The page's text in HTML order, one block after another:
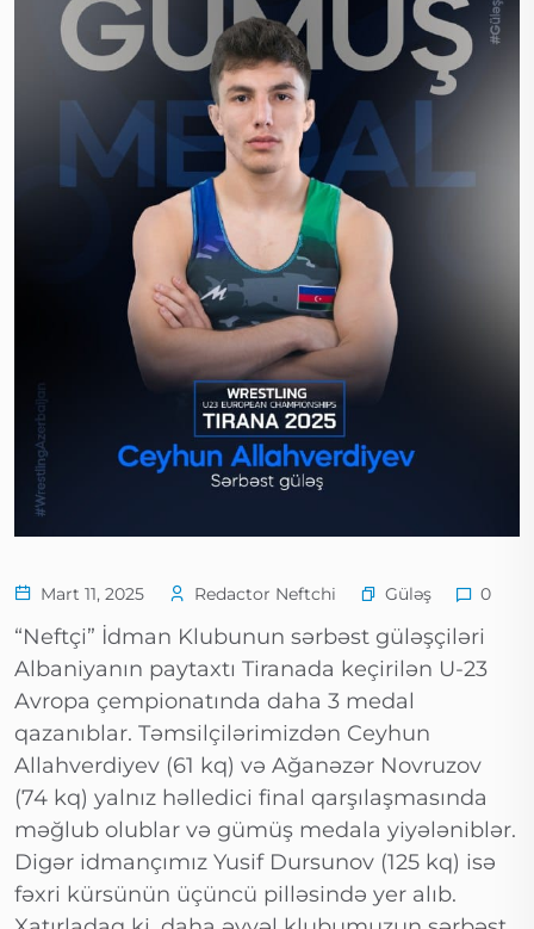
Mart 11, 2025 Redactor Neftchi Güləş 0
“Neftçi” İdman Klubunun sərbəst güləşçiləri
Albaniyanın paytaxtı Tiranada keçirilən U-23
Avropa çempionatında daha 3 medal
qazanıblar. Təmsilçilərimizdən Ceyhun
Allahverdiyev (61 kq) və Ağanəzər Novruzov
(74 kq) yalnız həlledici final qarşılaşmasında
məğlub olublar və gümüş medala yiyələniblər.
Digər idmançımız Yusif Dursunov (125 kq) isə
fəxri kürsünün üçüncü pilləsində yer alıb.